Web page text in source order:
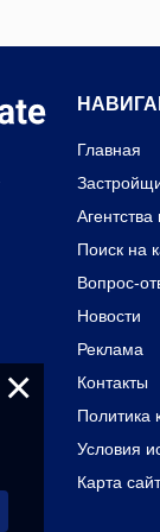
Главная
Поиск на
Вопрос-
Новости
Реклама
Контакты
Политика
Условия
Карта
×